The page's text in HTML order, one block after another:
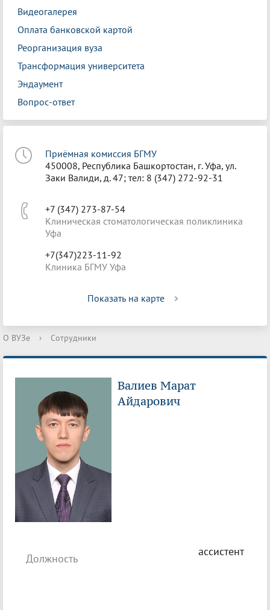
Видеогалерея
Оплата банковской картой
Реорганизация вуза
Трансформация университета
Эндаумент
Вопрос-ответ
Приёмная комиссия БГМУ
450008, Республика Башкортостан, г. Уфа, ул.
Заки Валиди, д. 47; тел: 8 (347) 272-92-31
+7 (347) 273-87-54
Клиническая стоматологическая поликлиника
Уфа
+7(347)223-11-92
Клиника БГМУ Уфа
Показать на карте
О ВУЗе › Сотрудники
Валиев Марат
Айдарович
Должность
ассистент